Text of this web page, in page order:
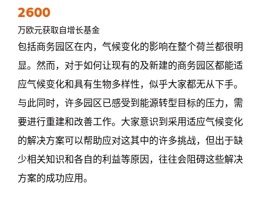
2600
万欧元获取自增长基金
包括商务园区在内，气候变化的影响在整个荷兰都很明
显。然而，对于如何让现有的及新建的商务园区都能适
应气候变化和具有生物多样性，似乎大家都无从下手。
与此同时，许多园区已感受到能源转型目标的压力，需
要进行重建和改善工作。大家意识到采用适应气候变化
的解决方案可以帮助应对这其中的许多挑战，但出于缺
少相关知识和各自的利益等原因，往往会阻碍这些解决
方案的成功应用。